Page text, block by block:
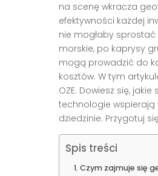
na scenę wkracza
efektywności każdej
nie mogłaby
morskie, po kaprysy
mogą prowadzić do
kosztów. W tym
OZE. Dowiesz się,
technologie wspierają
dziedzinie. Przygotuj
Spis treści
Czym zajmuje się